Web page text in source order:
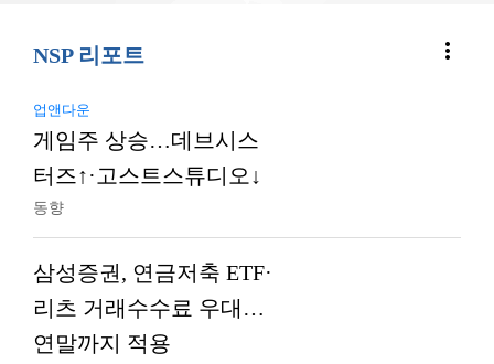
NSP 리포트 more_vert
업앤다운
게임주 상승…데브시스
터즈↑·고스트스튜디오↓
동향
삼성증권, 연금저축 ETF·
리츠 거래수수료 우대…
연말까지 적용